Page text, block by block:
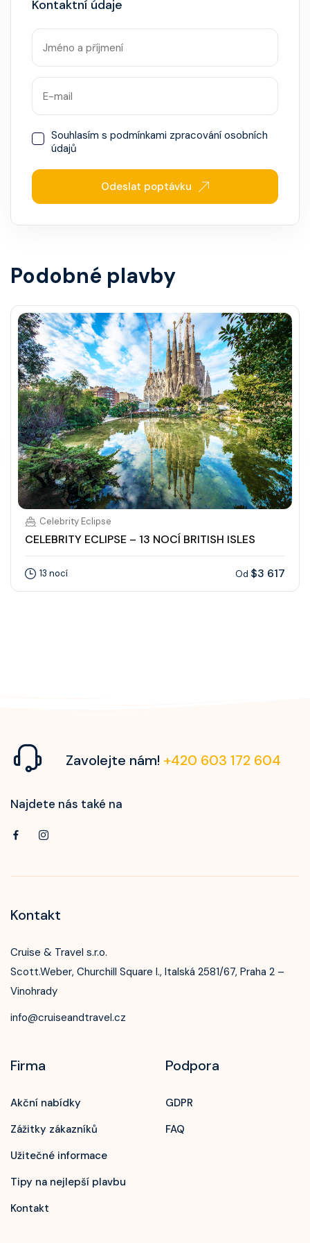
Kontaktní údaje
Souhlasím s podmínkami zpracování osobních
údajů
Odeslat poptávku
Podobné plavby
Celebrity Eclipse
CELEBRITY ECLIPSE – 13 NOCÍ BRITISH ISLES
13 nocí Od $3 617
Zavolejte nám! +420 603 172 604
Najdete nás také na
Kontakt
Cruise & Travel s.r.o.
Scott.Weber, Churchill Square I., Italská 2581/67, Praha 2 –
Vinohrady
info@cruiseandtravel.cz
Firma
Akční nabídky
Zážitky zákazníků
Užitečné informace
Tipy na nejlepší plavbu
Kontakt
Podpora
GDPR
FAQ